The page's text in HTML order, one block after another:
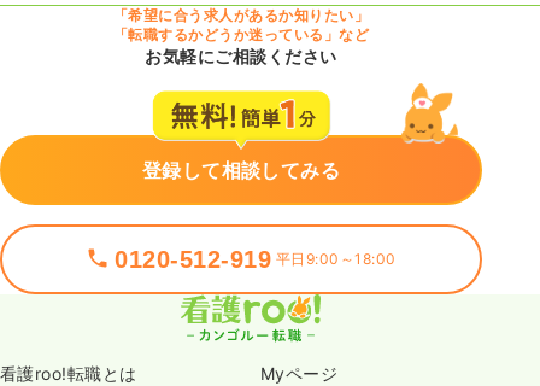
「希望に合う求人があるか知りたい」
「転職するかどうか迷っている」など
お気軽にご相談ください
登録して相談してみる
0120-512-919 平日9:00～18:00
看護roo!転職とは Myページ